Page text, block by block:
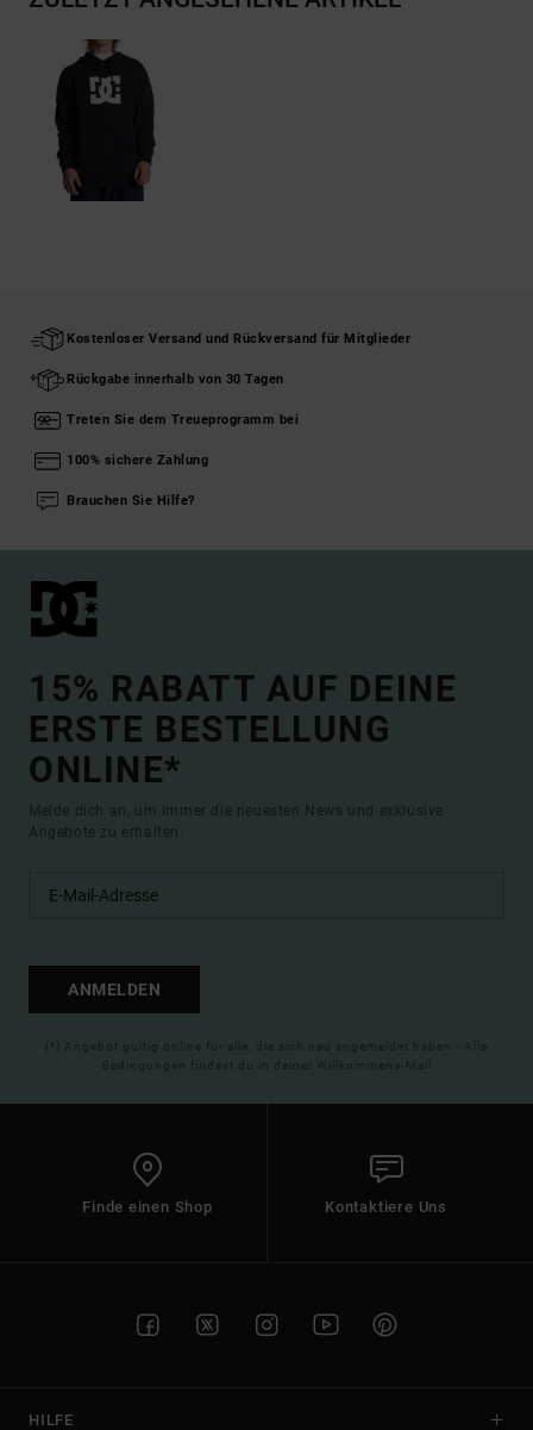
Kostenloser Versand und Rückversand für Mitglieder
Rückgabe innerhalb von 30 Tagen
Treten Sie dem Treueprogramm bei
100% sichere Zahlung
Brauchen Sie Hilfe?
15% RABATT AUF DEINE
ERSTE BESTELLUNG
ONLINE*
Melde dich an, um immer die neuesten News und exklusive
Angebote zu erhalten.
ANMELDEN
(*) Angebot gültig online für alle, die sich neu angemeldet haben - Alle
Bedingungen findest du in deiner Willkommens-Mail
Finde einen Shop Kontaktiere Uns
HILFE